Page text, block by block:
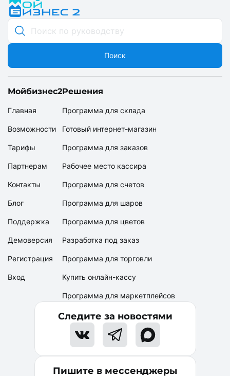
Поиск
Мойбизнес2
Главная
Возможности
Тарифы
Партнерам
Контакты
Блог
Поддержка
Демоверсия
Регистрация
Вход
Решения
Программа для склада
Готовый интернет-магазин
Программа для заказов
Рабочее место кассира
Программа для счетов
Программа для шаров
Программа для цветов
Разработка под заказ
Программа для торговли
Купить онлайн-кассу
Программа для маркетплейсов
Следите за новостями
Пишите в мессенджеры